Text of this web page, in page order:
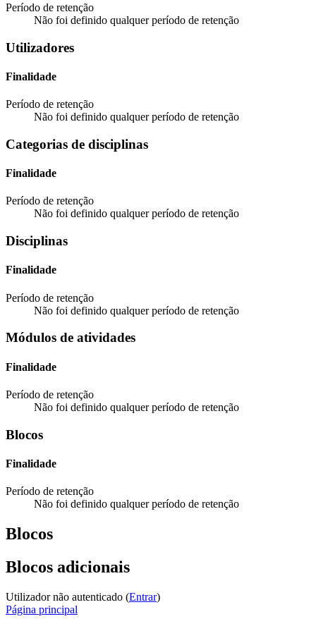
Período de retenção
Não foi definido qualquer período de retenção
Utilizadores
Finalidade
Período de retenção
Não foi definido qualquer período de retenção
Categorias de disciplinas
Finalidade
Período de retenção
Não foi definido qualquer período de retenção
Disciplinas
Finalidade
Período de retenção
Não foi definido qualquer período de retenção
Módulos de atividades
Finalidade
Período de retenção
Não foi definido qualquer período de retenção
Blocos
Finalidade
Período de retenção
Não foi definido qualquer período de retenção
Blocos
Blocos adicionais
Utilizador não autenticado (Entrar)
Página principal